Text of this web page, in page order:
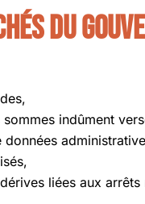
du
indûment
liées aux